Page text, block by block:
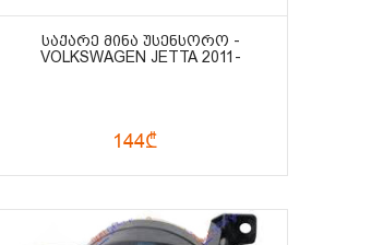
ᲡᲐᲥᲐᲠᲔ ᲛᲘᲜᲐ ᲣᲡᲔᲜᲡᲝᲠᲝ -
VOLKSWAGEN JETTA 2011-
144₾